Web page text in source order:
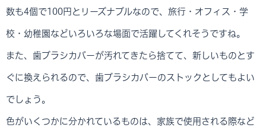
数も4個で100円とリーズナブルなので、旅行・オフィス・学
校・幼稚園などいろいろな場面で活躍してくれそうですね。
また、歯ブラシカバーが汚れてきたら捨てて、新しいものとす
ぐに換えられるので、歯ブラシカバーのストックとしてもよい
でしょう。
色がいくつかに分かれているものは、家族で使用される際など